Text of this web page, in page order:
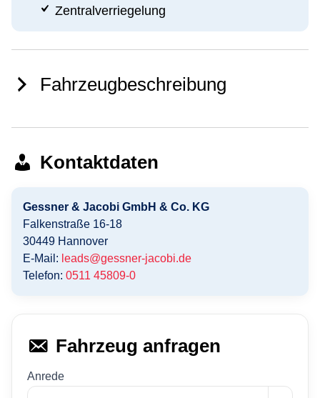
Zentralverriegelung
Fahrzeugbeschreibung
Kontaktdaten
Gessner & Jacobi GmbH & Co. KG
Falkenstraße 16-18
30449 Hannover
E-Mail: leads@gessner-jacobi.de
Telefon: 0511 45809-0
Fahrzeug anfragen
Anrede